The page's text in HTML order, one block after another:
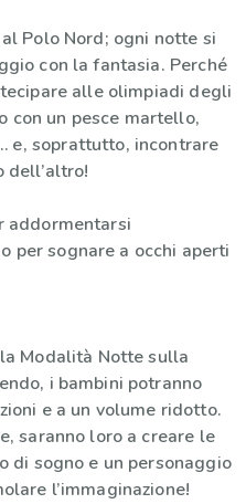
Polo Nord; ogni notte si
con la fantasia. Perché
alle olimpiadi degli
con un pesce martello,
e, soprattutto, incontrare
dell’altro!
addormentarsi
per sognare a occhi aperti
Modalità Notte sulla
i bambini potranno
e a un volume ridotto.
saranno loro a creare le
di sogno e un personaggio
l’immaginazione!